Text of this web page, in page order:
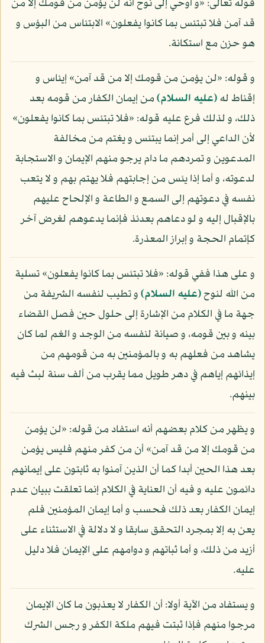
قوله تعالى: «و أوحي إلى نوح أنه لن يؤمن من قومك إلا من
قد آمن فلا تبتئس بما كانوا يفعلون» الابتئاس من البؤس و
هو حزن مع استكانة.
و قوله: «لن يؤمن من قومك إلا من قد آمن» إيئاس و
إقناط له(عليه السلام)من إيمان الكفار من قومه بعد
ذلك، و لذلك فرع عليه قوله: «فلا تبتئس بما كانوا يفعلون»
لأن الداعي إلى أمر إنما يبتئس و يغتم من مخالفة
المدعوين و تمردهم ما دام يرجو منهم الإيمان و الاستجابة
لدعوته، و أما إذا يئس من إجابتهم فلا يهتم بهم و لا يتعب
نفسه في دعوتهم إلى السمع و الطاعة و الإلحاح عليهم
بالإقبال إليه و لو دعاهم بعدئذ فإنما يدعوهم لغرض آخر
كإتمام الحجة و إبراز المعذرة.
و على هذا ففي قوله: «فلا تبتئس بما كانوا يفعلون» تسلية
من الله لنوح(عليه السلام)و تطيب لنفسه الشريفة من
جهة ما في الكلام من الإشارة إلى حلول حين فصل القضاء
بينه و بين قومه، و صيانة لنفسه من الوجد و الغم لما كان
يشاهد من فعلهم به و بالمؤمنين به من قومهم من
إيذائهم إياهم في دهر طويل مما يقرب من ألف سنة لبث فيه
بينهم.
و يظهر من كلام بعضهم أنه استفاد من قوله: «لن يؤمن
من قومك إلا من قد آمن» أن من كفر منهم فليس يؤمن
بعد هذا الحين أبدا كما أن الذين آمنوا به ثابتون على إيمانهم
دائمون عليه و فيه أن العناية في الكلام إنما تعلقت ببيان عدم
إيمان الكفار بعد ذلك فحسب و أما إيمان المؤمنين فلم
يعن به إلا بمجرد التحقق سابقا و لا دلالة في الاستثناء على
أزيد من ذلك، و أما ثباتهم و دوامهم على الإيمان فلا دليل
عليه.
و يستفاد من الآية أولا: أن الكفار لا يعذبون ما كان الإيمان
مرجوا منهم فإذا ثبتت فيهم ملكة الكفر و رجس الشرك